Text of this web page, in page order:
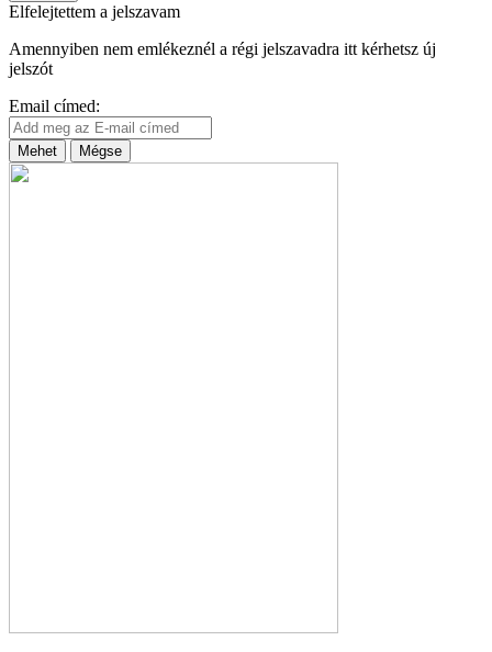
Elfelejtettem a jelszavam
Amennyiben nem emlékeznél a régi jelszavadra itt kérhetsz új
jelszót
Email címed:
Mehet Mégse